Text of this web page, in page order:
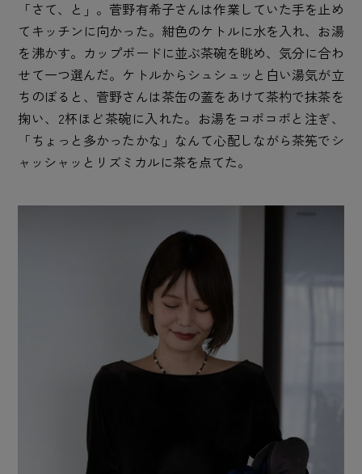
「さて、と」。菅野有希子さんは作業していた手を止め
てキッチンに向かった。紺色のケトルに水を入れ、お湯
を沸かす。カップボードに並ぶ茶碗を眺め、気分に合わ
せて一つ選んだ。ケトルからシュシュッと白い湯気が立
ちのぼると、菅野さんは茶缶の蓋をあけて茶杓で抹茶を
掬い、2杯ほど茶碗に入れた。お湯をコポコポと注ぎ、
「ちょっと多かったかな」なんて心配しながら茶筅でシ
ャッシャッとリズミカルに茶を点てた。